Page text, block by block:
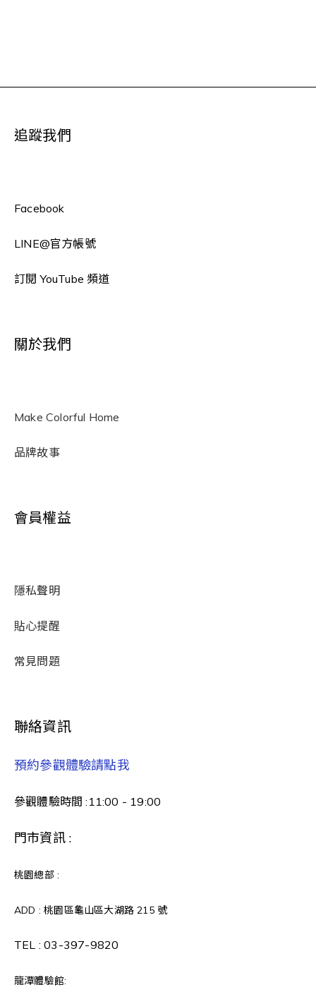
追蹤我們
Facebook
LINE@官方帳號
訂閱 YouTube 頻道
關於我們
Make Colorful Home
品牌故事
會員權益
隱私聲明
貼心提醒
常見問題
聯絡資訊
預約參觀體驗請點我
參觀體驗時間 :11:00 - 19:00
門市資訊 :
桃園總部 :
ADD : 桃園區龜山區大湖路 215 號
TEL :03-397-9820
龍潭體驗館: